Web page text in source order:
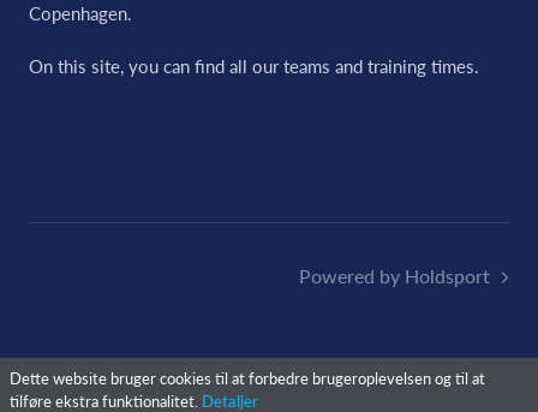
Copenhagen.
On this site, you can find all our teams and training times.
Powered by Holdsport
Dette website bruger cookies til at forbedre brugeroplevelsen og til at
tilføre ekstra funktionalitet. Detaljer